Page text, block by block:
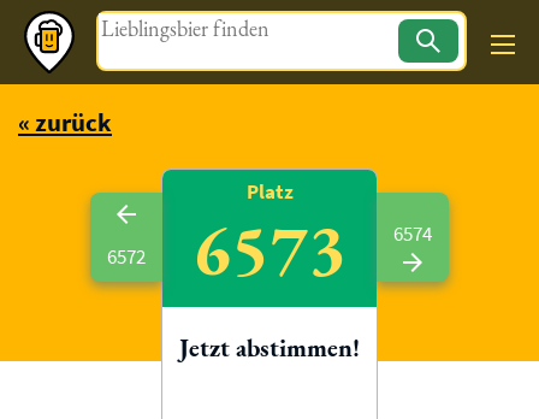
Magazin
« zurück
6572
Platz
6573
Jetzt abstimmen!
6574